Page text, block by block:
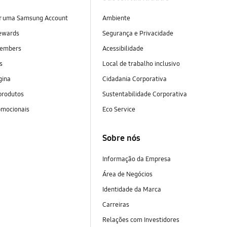
uma Samsung Account
Ambiente
Segurança e Privacidade
Acessibilidade
Local de trabalho inclusivo
Cidadania Corporativa
Sustentabilidade Corporativa
Eco Service
Sobre nós
Informação da Empresa
Área de Negócios
Identidade da Marca
Carreiras
Relações com Investidores